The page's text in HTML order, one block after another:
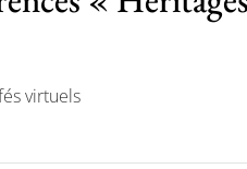
virtuels